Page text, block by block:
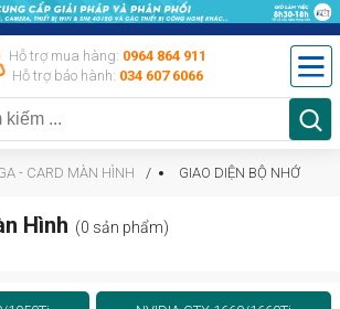
Hỗ trợ mua hàng: 0964 864 911
Hỗ trợ bảo hành: 034 607 6066
- CARD MÀN HÌNH GIAO DIỆN BỘ NHỚ
Hình (0 sản phẩm)